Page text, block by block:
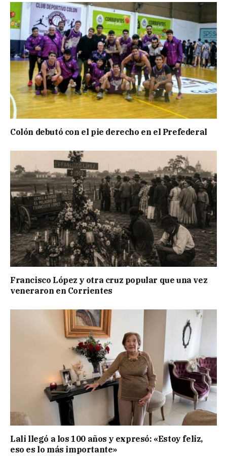
Colón debutó con el pie derecho en el Prefederal
Francisco López y otra cruz popular que una vez
veneraron en Corrientes
Lali llegó a los 100 años y expresó: «Estoy feliz,
eso es lo más importante»